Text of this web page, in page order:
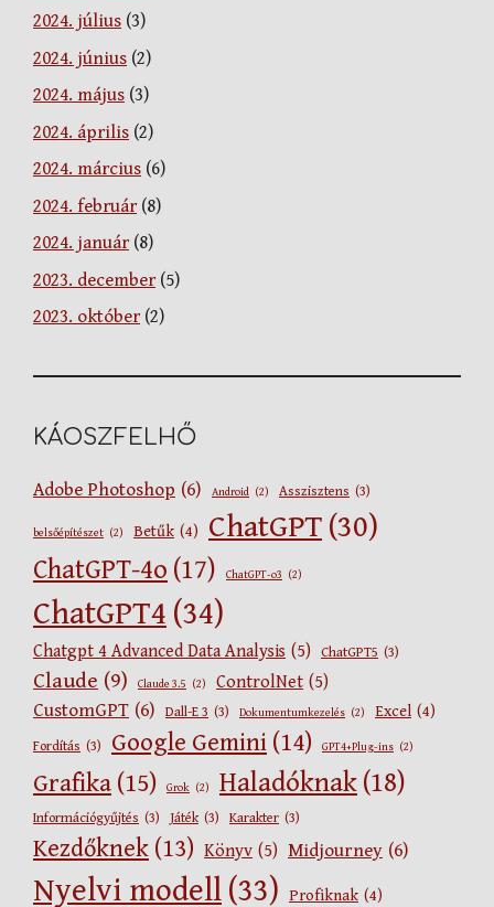
2024. július (3)
2024. június (2)
2024. május (3)
2024. április (2)
2024. március (6)
2024. február(8)
2024. január(8)
2023. december(5)
2023. október(2)
KÁOSZFELHŐ
Adobe Photoshop (6) Android (2) Asszisztens (3)
belsőépítészet (2) Betűk (4) ChatGPT (30)
ChatGPT-4o (17) ChatGPT-o3 (2)
ChatGPT4 (34)
Chatgpt 4 Advanced Data Analysis (5) ChatGPT5 (3)
Claude (9) Claude 3.5 (2) ControlNet (5)
CustomGPT (6) Dall-E 3 (3) Dokumentumkezelés (2) Excel (4)
Fordítás (3) Google Gemini (14) GPT4+Plug-ins (2)
Grafika (15) Grok (2) Haladóknak (18)
Információgyűjtés (3) Játék (3) Karakter (3)
Kezdőknek (13) Könyv (5) Midjourney (6)
Nyelvi modell (33) Profiknak (4)